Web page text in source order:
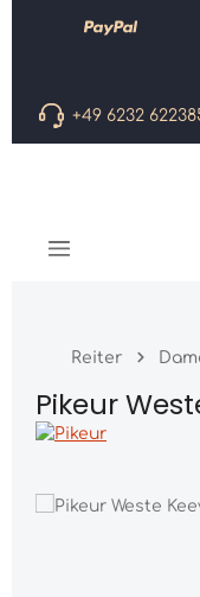
Zum Hauptinhalt
+49 6232
Reiter
Pikeur
Bildergalerie